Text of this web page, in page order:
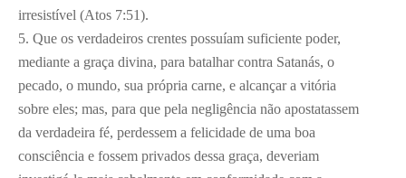
irresistível (Atos 7:51).
5. Que os verdadeiros crentes possuíam suficiente poder,
mediante a graça divina, para batalhar contra Satanás, o
pecado, o mundo, sua própria carne, e alcançar a vitória
sobre eles; mas, para que pela negligência não apostatassem
da verdadeira fé, perdessem a felicidade de uma boa
consciência e fossem privados dessa graça, deveriam